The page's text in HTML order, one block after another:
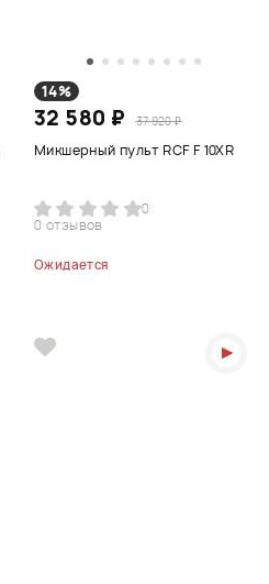
14%
32 580 ₽ 37 920 ₽
Микшерный пульт RCF F 10XR
0
0 отзывов
Ожидается